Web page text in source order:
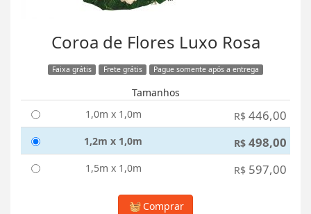
Coroa de Flores Luxo Rosa
Faixa grátis Frete grátis Pague somente após a entrega
Tamanhos
1,0m x 1,0m
R$ 446,00
1,2m x 1,0m R$ 498,00
1,5m x 1,0m R$ 597,00
Comprar